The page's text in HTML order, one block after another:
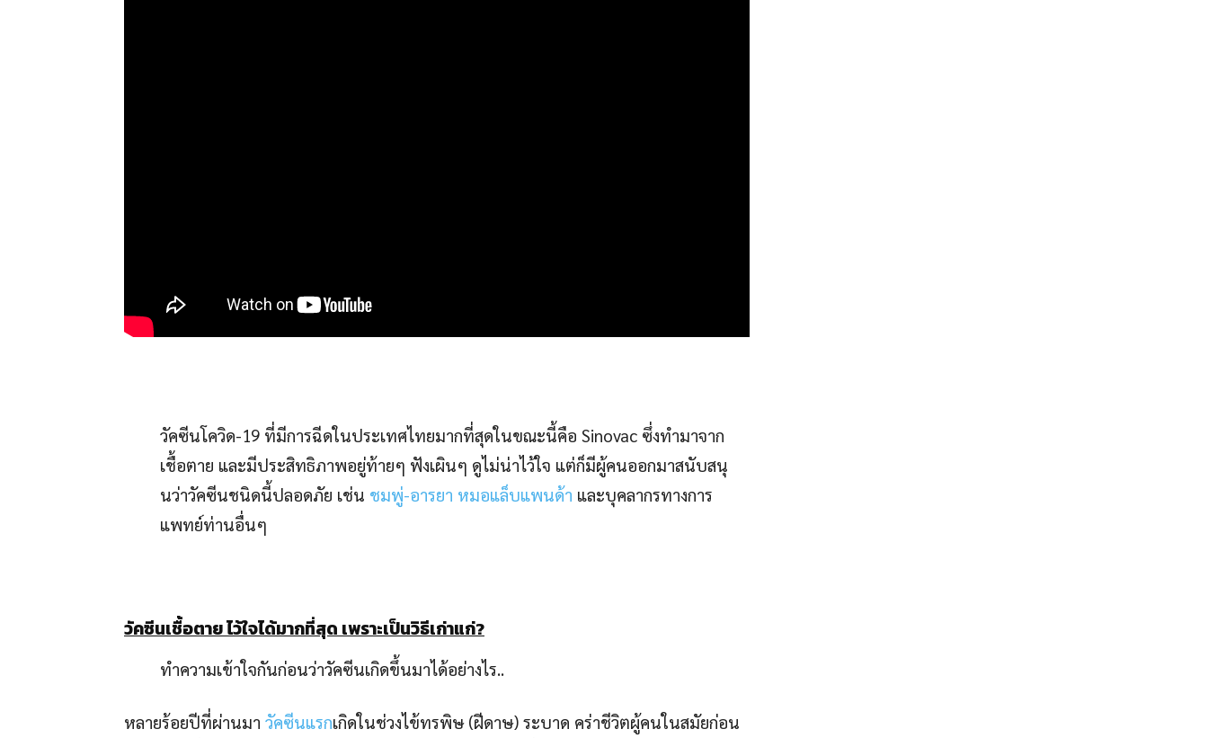
วัคซีนโควิด-19 ที่มีการฉีดในประเทศไทยมากที่สุดในขณะนี้คือ Sinovac ซึ่งทำมาจาก
เชื้อตาย และมีประสิทธิภาพอยู่ท้ายๆ ฟังเผินๆ ดูไม่น่าไว้ใจ แต่ก็มีผู้คนออกมาสนับสนุ
นว่าวัคซีนชนิดนี้ปลอดภัย เช่น ชมพู่-อารยา หมอแล็บแพนด้า และบุคลากรทางการ
แพทย์ท่านอื่นๆ
วัคซีนเชื้อตาย ไว้ใจได้มากที่สุด เพราะเป็นวิธีเก่าแก่?
ทำความเข้าใจกันก่อนว่าวัคซีนเกิดขึ้นมาได้อย่างไร..
หลายร้อยปีที่ผ่านมา วัคซีนแรกเกิดในช่วงไข้ทรพิษ (ฝีดาษ) ระบาด คร่าชีวิตผู้คนในสมัยก่อน